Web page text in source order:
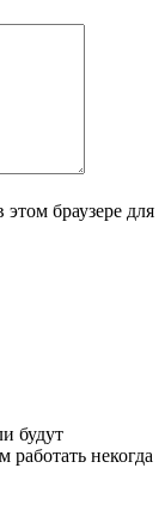
браузере для
будут
работать некогда